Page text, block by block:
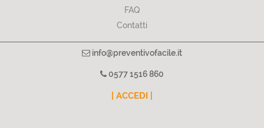
FAQ
Contatti
info@preventivofacile.it
0577 1516 860
| ACCEDI |